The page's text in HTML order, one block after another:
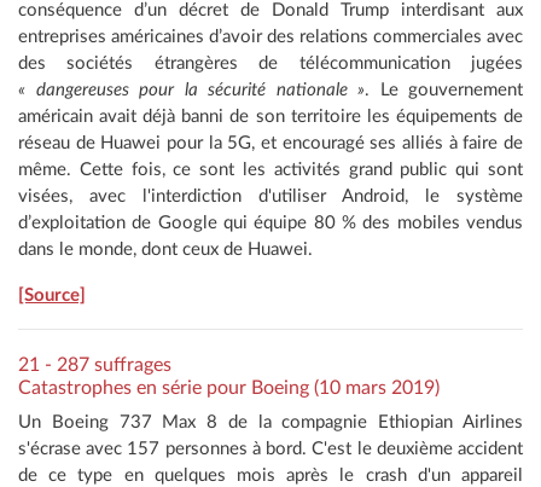
conséquence d’un décret de Donald Trump interdisant aux
entreprises américaines d’avoir des relations commerciales avec
des sociétés étrangères de télécommunication jugées
« dangereuses pour la sécurité nationale ». Le gouvernement
américain avait déjà banni de son territoire les équipements de
réseau de Huawei pour la 5G, et encouragé ses alliés à faire de
même. Cette fois, ce sont les activités grand public qui sont
visées, avec l'interdiction d'utiliser Android, le système
d’exploitation de Google qui équipe 80 % des mobiles vendus
dans le monde, dont ceux de Huawei.
[Source]
21 - 287 suffrages
Catastrophes en série pour Boeing (10 mars 2019)
Un Boeing 737 Max 8 de la compagnie Ethiopian Airlines
s'écrase avec 157 personnes à bord. C'est le deuxième accident
de ce type en quelques mois après le crash d'un appareil